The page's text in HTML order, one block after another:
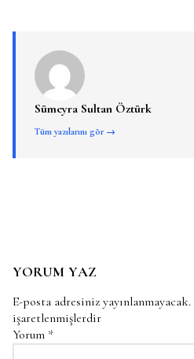
Sümeyra Sultan Öztürk
Tüm yazılarını gör →
YORUM YAZ
E-posta adresiniz yayınlanmayacak.
işaretlenmişlerdir
Yorum *